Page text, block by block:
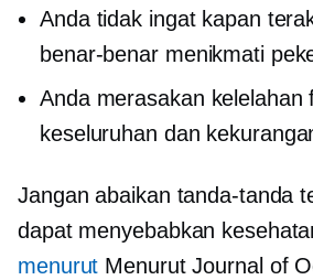
Anda tidak ingat kapan
benar-benar menikmati
Anda merasakan kelelahan
keseluruhan dan
Jangan abaikan tanda-tanda
dapat menyebabkan
menurut Menurut Journal of